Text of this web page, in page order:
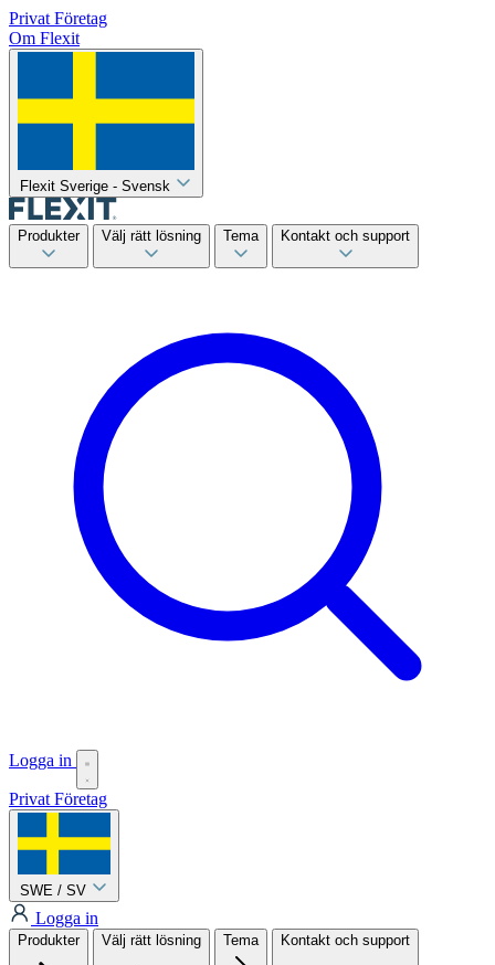
Privat Företag
Om Flexit
Flexit Sverige - Svensk
Produkter Välj rätt lösning Tema Kontakt och support
Logga in
Privat Företag
SWE / SV
Logga in
Produkter Välj rätt lösning Tema Kontakt och support